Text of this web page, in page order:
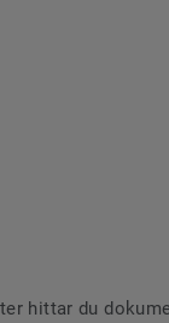
hittar du